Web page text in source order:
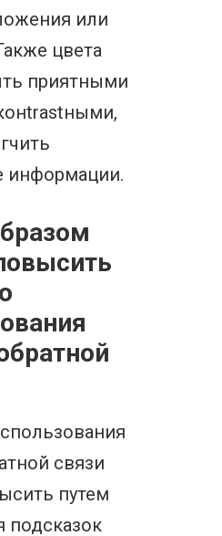
или
цвета
приятными
информации.
связи
путем
подсказок